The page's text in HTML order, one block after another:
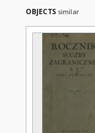
OBJECTS similar